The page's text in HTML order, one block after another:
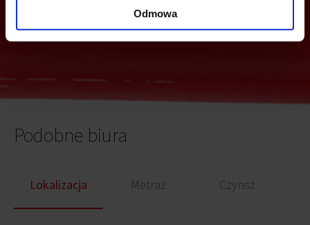
Odmowa
Wyślij
Podobne biura
Lokalizacja Metraż Czynsz